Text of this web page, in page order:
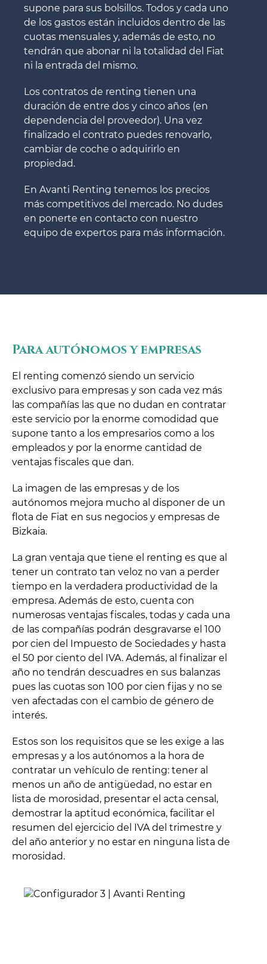
supone para sus bolsillos. Todos y cada uno
de los gastos están incluidos dentro de las
cuotas mensuales y, además de esto, no
tendrán que abonar ni la totalidad del Fiat
ni la entrada del mismo.
Los contratos de renting tienen una
duración de entre dos y cinco años (en
dependencia del proveedor). Una vez
finalizado el contrato puedes renovarlo,
cambiar de coche o adquirirlo en
propiedad.
En Avanti Renting tenemos los precios
más competitivos del mercado. No dudes
en ponerte en contacto con nuestro
equipo de expertos para más información.
Para autónomos y empresas
El renting comenzó siendo un servicio
exclusivo para empresas y son cada vez más
las compañías las que no dudan en contratar
este servicio por la enorme comodidad que
supone tanto a los empresarios como a los
empleados y por la enorme cantidad de
ventajas fiscales que dan.
La imagen de las empresas y de los
autónomos mejora mucho al disponer de un
flota de Fiat en sus negocios y empresas de
Bizkaia.
La gran ventaja que tiene el renting es que al
tener un contrato tan veloz no van a perder
tiempo en la verdadera productividad de la
empresa. Además de esto, cuenta con
numerosas ventajas fiscales, todas y cada una
de las compañías podrán desgravarse el 100
por cien del Impuesto de Sociedades y hasta
el 50 por ciento del IVA. Además, al finalizar el
año no tendrán descuadres en sus balanzas
pues las cuotas son 100 por cien fijas y no se
ven afectadas con el cambio de género de
interés.
Estos son los requisitos que se les exige a las
empresas y a los autónomos a la hora de
contratar un vehículo de renting: tener al
menos un año de antigüedad, no estar en
lista de morosidad, presentar el acta censal,
demostrar la aptitud económica, facilitar el
resumen del ejercicio del IVA del trimestre y
del año anterior y no estar en ninguna lista de
morosidad.